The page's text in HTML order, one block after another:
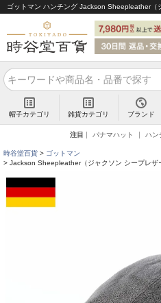
帽子カテゴリ 雑貨カテゴリ ブランド
注目 パナマハット ハン
時谷堂百貨
ゴットマン
Jackson Sheepleather（ジャクソン シープレザ